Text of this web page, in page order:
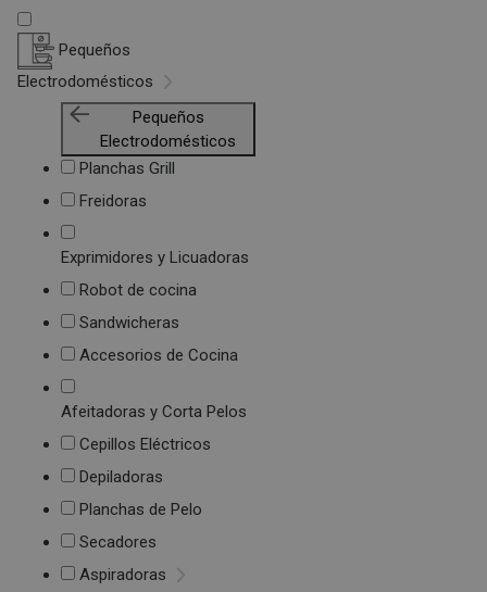
Pequeños
Electrodomésticos
Pequeños
Electrodomésticos
Planchas Grill
Freidoras
Exprimidores y Licuadoras
Robot de cocina
Sandwicheras
Accesorios de Cocina
Afeitadoras y Corta Pelos
Cepillos Eléctricos
Depiladoras
Planchas de Pelo
Secadores
Aspiradoras